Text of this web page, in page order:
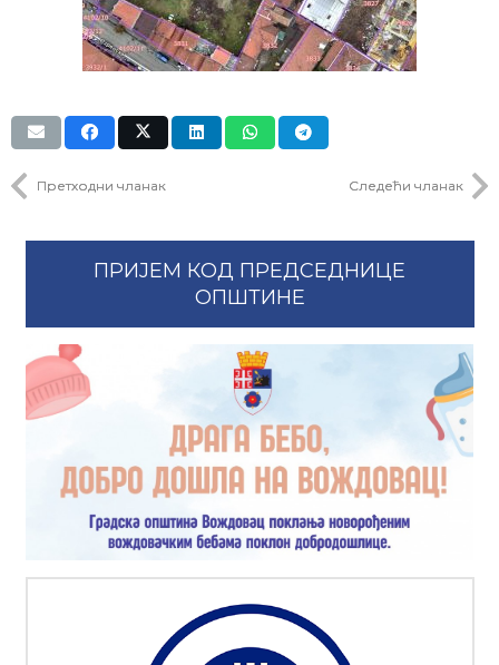
Претходни чланак Следећи чланак
ПРИЈЕМ КОД ПРЕДСЕДНИЦЕ
ОПШТИНЕ